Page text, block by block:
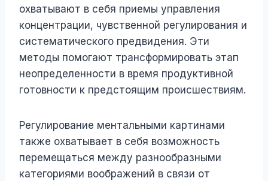
охватывают в себя приемы управления
концентрации, чувственной регулирования и
систематического предвидения. Эти
методы помогают трансформировать этап
неопределенности в время продуктивной
готовности к предстоящим происшествиям.
Регулирование ментальными картинами
также охватывает в себя возможность
перемещаться между разнообразными
категориями воображений в связи от